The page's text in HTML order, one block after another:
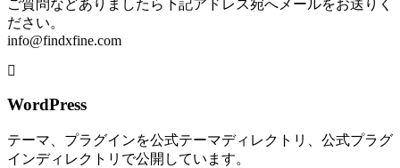
ご質問などありましたら下記アドレス宛へメールをお送りく
ださい。
info@findxfine.com
WordPress
テーマ、プラグインを公式テーマディレクトリ、公式プラグ
インディレクトリで公開しています。